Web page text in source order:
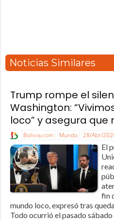
Noticias Similares
Trump rompe el
Washington:
loco” y asegura que
Bolivia.com Mundo 28/Abr/
El
fin
mundo loco, expresó tras
Todo ocurrió el pasado